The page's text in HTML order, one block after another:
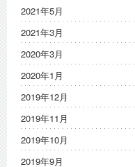
2021年5月
2021年3月
2020年3月
2020年1月
2019年12月
2019年11月
2019年10月
2019年9月